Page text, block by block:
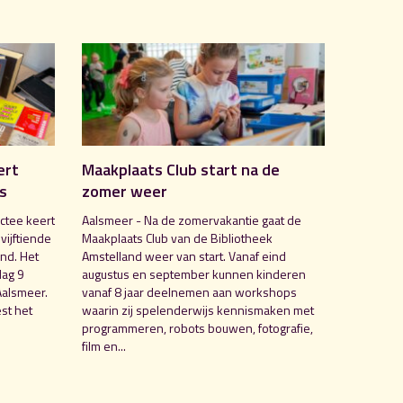
keert
Het
9
het
Maakplaats Club start na de
zomer weer
Aalsmeer - Na de zomervakantie gaat de
Maakplaats Club van de Bibliotheek
Amstelland weer van start. Vanaf eind
augustus en september kunnen kinderen
vanaf 8 jaar deelnemen aan workshops
waarin zij spelenderwijs kennismaken met
programmeren, robots bouwen, fotografie,
film en...